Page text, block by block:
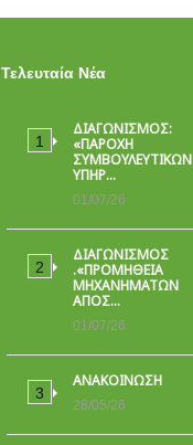
Τελευταία Νέα
ΔΙΑΓΩΝΙΣΜΟΣ:
«ΠΑΡΟΧΉ
ΣΥΜΒΟΥΛΕΥΤΙΚΏΝ
ΥΠΗΡ…
01/07/26
ΔΙΑΓΩΝΙΣΜΟΣ
.«ΠΡΟΜΗΘΕΙΑ
ΜΗΧΑΝΗΜΑΤΩΝ
ΑΠΟΣ…
01/07/26
ΑΝΑΚΟΙΝΩΣΗ
28/05/26